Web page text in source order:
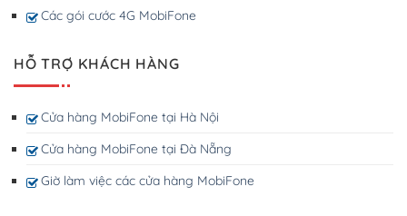
Các gói cước 4G MobiFone
HỖ TRỢ KHÁCH HÀNG
Cửa hàng MobiFone tại Hà Nội
Cửa hàng MobiFone tại Đà Nẵng
Giờ làm việc các cửa hàng MobiFone